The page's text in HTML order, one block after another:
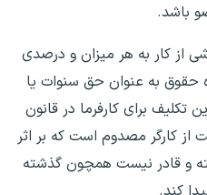
باشد.
از کار به هر میزان و درصدی
به عنوان حق سنوات یا
تکلیف برای کارفرما در قانون
کارگر مصدوم است که بر اثر
و قادر نیست همچون گذشته